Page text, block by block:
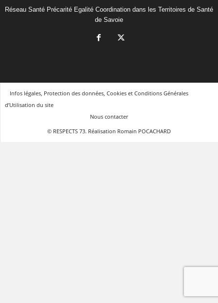
Réseau Santé Précarité Egalité Coordination dans les Territoires de Santé
de Savoie
Infos légales, Protection des données, Cookies et Conditions Générales
d’Utilisation du site
Nous contacter
© RESPECTS 73. Réalisation Romain POCACHARD